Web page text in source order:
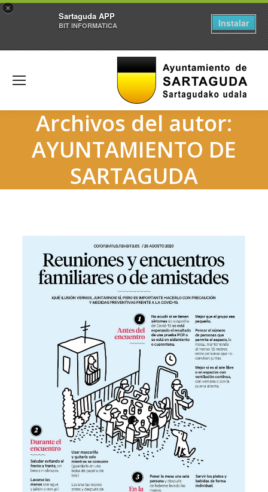
×
Sartaguda APP
BIT INFORMATICA Instalar
Archivos del autor:
AYUNTAMIENTO DE
SARTAGUDA